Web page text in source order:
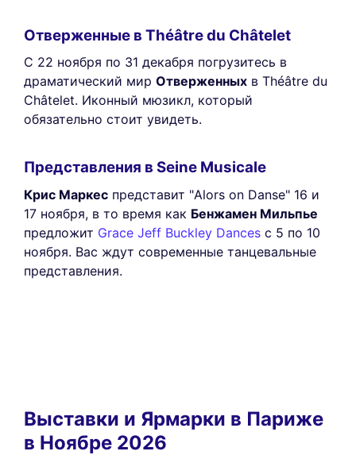
Отверженные в Théâtre du Châtelet
С 22 ноября по 31 декабря погрузитесь в
драматический мир Отверженных в Théâtre du
Châtelet. Иконный мюзикл, который
обязательно стоит увидеть.
Представления в Seine Musicale
Крис Маркес представит "Alors on Danse" 16 и
17 ноября, в то время как Бенжамен Мильпье
предложит Grace Jeff Buckley Dances с 5 по 10
ноября. Вас ждут современные танцевальные
представления.
Выставки и Ярмарки в Париже
в Ноябре 2026